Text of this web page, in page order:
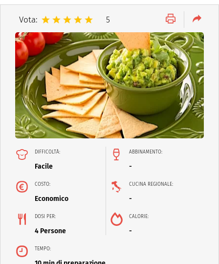
Vota: 5
DIFFICOLTÀ:
Facile
ABBINAMENTO:
-
COSTO:
Economico
CUCINA REGIONALE:
-
DOSI PER:
4 Persone
CALORIE:
-
TEMPO: